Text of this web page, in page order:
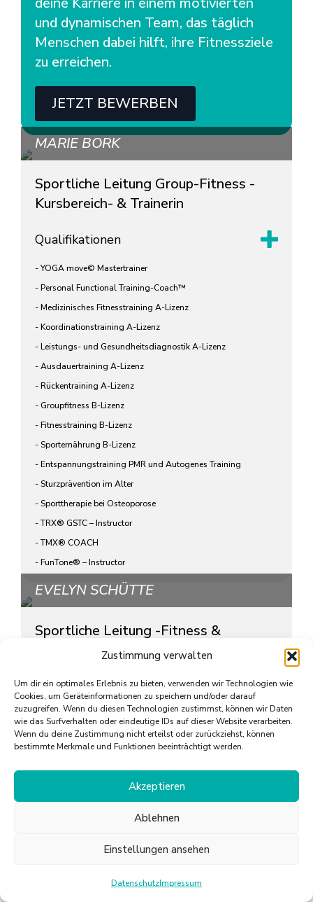
Zustimmung verwalten
Um dir ein optimales Erlebnis zu bieten, verwenden wir Technologien wie
Cookies, um Geräteinformationen zu speichern und/oder darauf
zuzugreifen. Wenn du diesen Technologien zustimmst, können wir Daten
wie das Surfverhalten oder eindeutige IDs auf dieser Website verarbeiten.
Wenn du deine Zustimmung nicht erteilst oder zurückziehst, können
bestimmte Merkmale und Funktionen beeinträchtigt werden.
Akzeptieren
Ablehnen
Einstellungen ansehen
DatenschutzImpressum
und dynamischen Team, das täglich
Menschen dabei hilft, ihre Fitnessziele
zu erreichen.
JETZT BEWERBEN
MARIE BORK
Sportliche Leitung Group-Fitness -
Kursbereich- & Trainerin
Qualifikationen
- YOGA move© Mastertrainer
- Personal Functional Training-Coach™
- Medizinisches Fitnesstraining A-Lizenz
- Koordinationstraining A-Lizenz
- Leistungs- und Gesundheitsdiagnostik A-Lizenz
- Ausdauertraining A-Lizenz
- Rückentraining A-Lizenz
- Groupfitness B-Lizenz
- Fitnesstraining B-Lizenz
- Sporternährung B-Lizenz
- Entspannungstraining PMR und Autogenes Training
- Sturzprävention im Alter
- Sporttherapie bei Osteoporose
- TRX® GSTC – Instructor
- TMX® COACH
- FunTone® – Instructor
EVELYN SCHÜTTE
Sportliche Leitung -Fitness &
Trainingsbereich- Trainerin
Qualifikationen
- Sport- und Fitnesskauffrau
- Fitnesstrainerin
- Aerobic B - Lizenz
VIVIANE GERHARDT
Qualifikationen